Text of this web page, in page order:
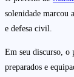
solenidade marcou
e defesa civil.
Em seu discurso, o
preparados e